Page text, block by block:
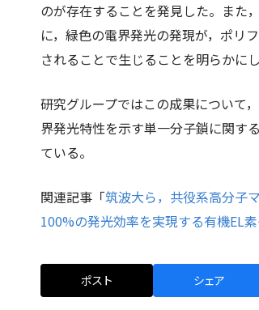
のが存在することを発見した。また
に，緑色の電界発光の発現が，ポリ
されることで生じることを明らかにし
研究グループではこの成果について
界発光特性を示す単一分子鎖に関す
ている。
関連記事「筑波大ら，共役系高分子
100%の発光効率を実現する有機EL
ポスト シェア